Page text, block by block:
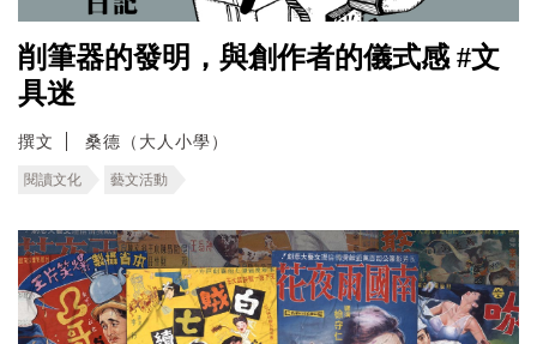
削筆器的發明，與創作者的儀式感 #文
具迷
撰文 桑德（大人小學）
閱讀文化 藝文活動